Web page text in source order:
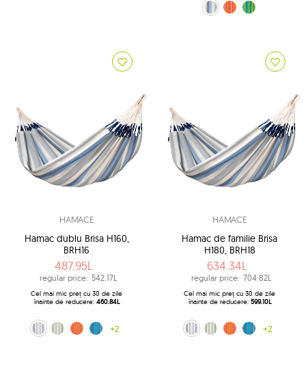
albastru alb (13 - Sea Salt)
portocaliu (28 - Toucan)
verde (48 - Lime)
HAMACE
Hamac dublu Brisa H160,
BRH16
487.95L
regular price: 542.17L
Cel mai mic preț cu 30 de zile
înainte de reducere: 460.84L
albastru alb (13)
măslin (14)
portocaliu (28)
albastru (38)
+2
HAMACE
Hamac de familie Brisa
H180, BRH18
634.34L
regular price: 704.82L
Cel mai mic preț cu 30 de zile
înainte de reducere: 599.10L
albastru alb (013)
măslin (14)
portocaliu (28)
albastru (38)
+2